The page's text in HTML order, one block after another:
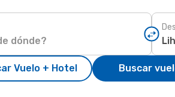
Vuelo + Hotel Buscar